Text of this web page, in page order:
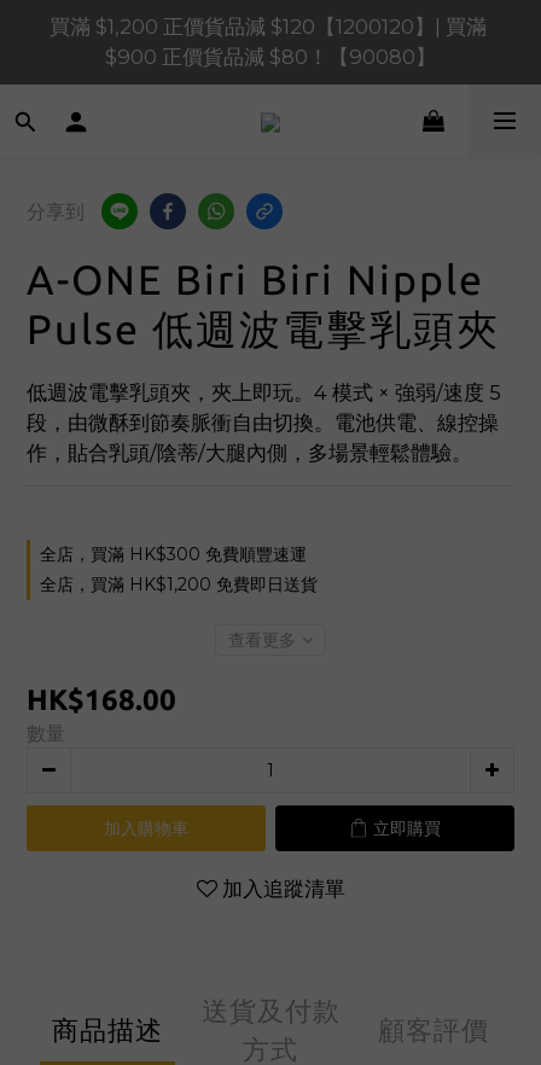
買滿 $1,200 正價貨品減 $120【1200120】| 買滿
$900 正價貨品減 $80！【90080】
買滿 $1,200 正價貨品減 $120【1200120】| 買滿
$900 正價貨品減 $80！【90080】
買滿 $600 正價貨品減 $40【60040】| 買滿 $400 正
📢 系統維護通知 – SHOPLINE Payments FPS將於
2026 年 8 月 9 日（日）凌晨 01:00 至 11:00 暫停交易
買滿 $1,200 正價貨品減 $120【1200120】| 買滿
$900 正價貨品減 $80！【90080】
分享到
A-ONE Biri Biri Nipple
Pulse 低週波電擊乳頭夾
低週波電擊乳頭夾，夾上即玩。4 模式 × 強弱/速度 5
段，由微酥到節奏脈衝自由切換。電池供電、線控操
作，貼合乳頭/陰蒂/大腿內側，多場景輕鬆體驗。
全店，買滿 HK$300 免費順豐速運
全店，買滿 HK$1,200 免費即日送貨
查看更多
HK$168.00
數量
加入購物車 立即購買
加入追蹤清單
商品描述
送貨及付款
方式
顧客評價